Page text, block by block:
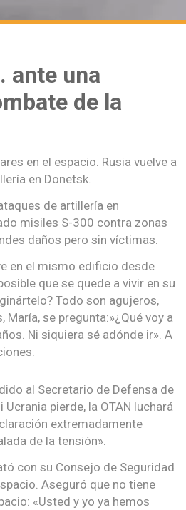
ante una
de la
en el espacio. Rusia vuelve a
en Donetsk.
de artillería en
misiles S-300 contra zonas
daños pero sin víctimas.
en el mismo edificio desde
que se quede a vivir en su
Todo son agujeros,
se pregunta:»¿Qué voy a
Ni siquiera sé adónde ir». A
al Secretario de Defensa de
pierde, la OTAN luchará
extremadamente
de la tensión».
con su Consejo de Seguridad
Aseguró que no tiene
«Usted y yo ya hemos